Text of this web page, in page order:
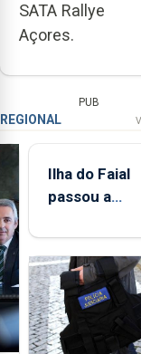
SATA Rallye
Açores.
PUB
REGIONAL
Ilha do Faial
passou a
de
de
dos Açores